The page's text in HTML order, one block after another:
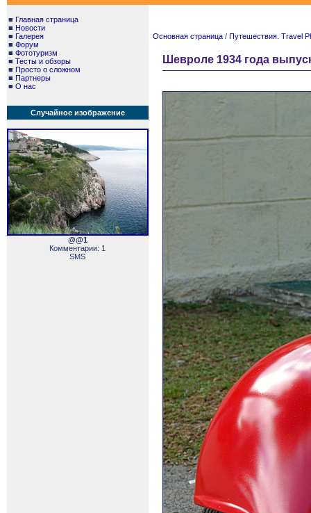
■ Главная страница
■ Новости
■ Галерея
■ Форум
■ Фототуризм
■ Тесты и обзоры
■ Просто о сложном
■ Партнеры
■ О нас
Случайное изображение
@@1
Комментарии: 1
SMS
Основная страница / Путешествия. Travel
Шевроле 1934 года